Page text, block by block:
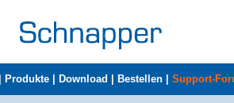
Produkte Download Bestellen Support-